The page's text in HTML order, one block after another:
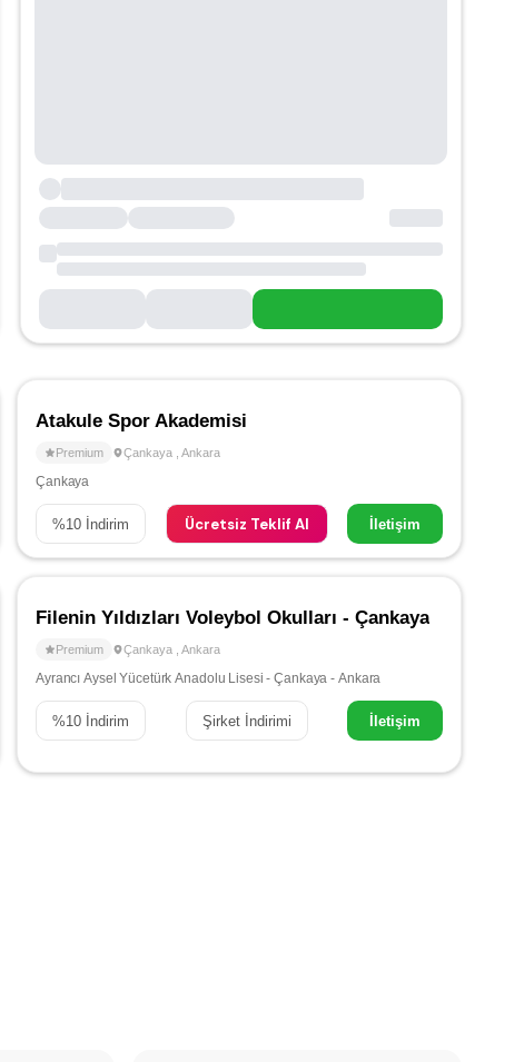
Atakule Spor Akademisi
Premium Çankaya Ankara
Çankaya
%10 İndirim Ücretsiz Teklif Al İletişim
Filenin Yıldızları Voleybol Okulları - Çankaya
Premium Çankaya Ankara
Ayrancı Aysel Yücetürk Anadolu Lisesi - Çankaya - Ankara
%10 İndirim Şirket İndirimi İletişim